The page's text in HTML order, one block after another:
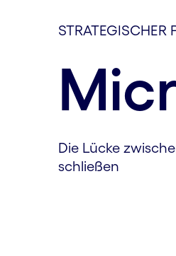
STRATEGISCHER
Die Lücke
schließen